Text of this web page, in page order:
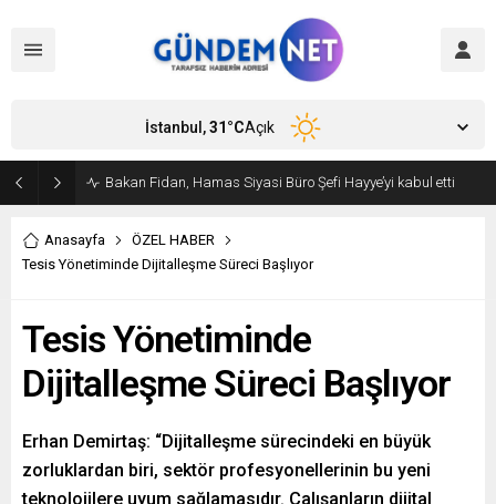
Bakan Fidan, Hamas Siyasi Büro Şefi Hayye’yi kabul etti
İstanbul,31°CAçık
Anasayfa
ÖZEL HABER
Tesis Yönetiminde Dijitalleşme Süreci Başlıyor
Tesis Yönetiminde
Dijitalleşme Süreci Başlıyor
Erhan Demirtaş: “Dijitalleşme sürecindeki en büyük
zorluklardan biri, sektör profesyonellerinin bu yeni
teknolojilere uyum sağlamasıdır. Çalışanların dijital